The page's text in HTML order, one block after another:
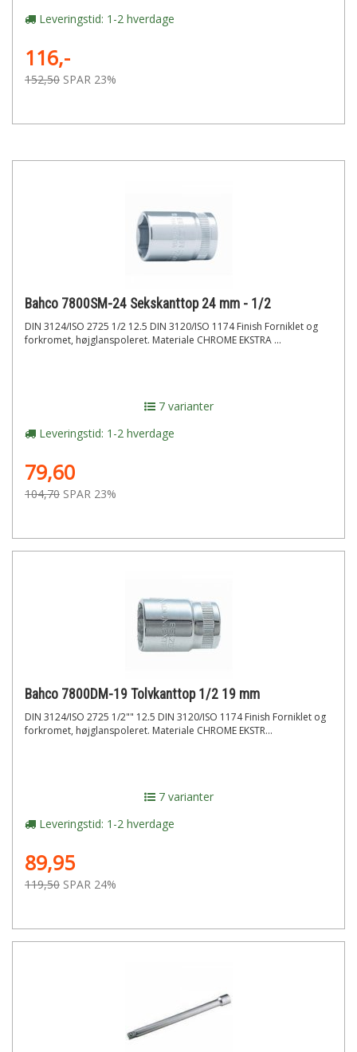
Leveringstid: 1-2 hverdage
116,-
152,50 SPAR 23%
Bahco 7800SM-24 Sekskanttop 24 mm - 1/2
DIN 3124/ISO 2725 1/2 12.5 DIN 3120/ISO 1174 Finish Forniklet og
forkromet, højglanspoleret. Materiale CHROME EKSTRA ...
7 varianter
Leveringstid: 1-2 hverdage
79,60
104,70 SPAR 23%
Bahco 7800DM-19 Tolvkanttop 1/2 19 mm
DIN 3124/ISO 2725 1/2"" 12.5 DIN 3120/ISO 1174 Finish Forniklet og
forkromet, højglanspoleret. Materiale CHROME EKSTR...
7 varianter
Leveringstid: 1-2 hverdage
89,95
119,50 SPAR 24%